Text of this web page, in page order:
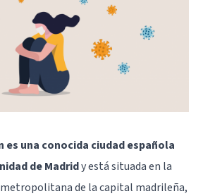
es una conocida ciudad española
de Madridy está situada en la
de la capital madrileña,